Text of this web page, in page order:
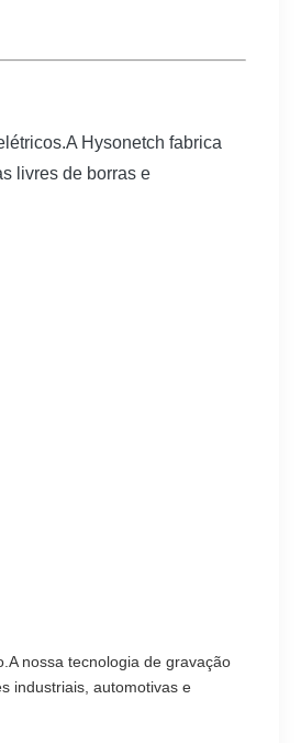
Hysonetch fabrica
livres de borras e
nossa tecnologia de gravação
industriais, automotivas e